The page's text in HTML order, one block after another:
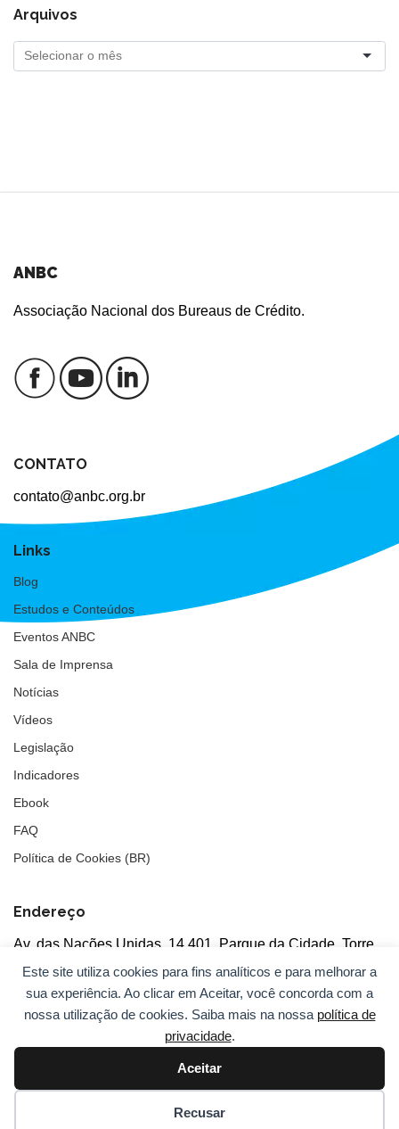
Este site utiliza cookies para fins analíticos e para melhorar a
sua experiência. Ao clicar em Aceitar, você concorda com a
nossa utilização de cookies. Saiba mais na nossa política de
privacidade.
Aceitar
Recusar
Arquivos
ANBC
Associação Nacional dos Bureaus de Crédito.
CONTATO
contato@anbc.org.br
Links
Blog
Estudos e Conteúdos
Eventos ANBC
Sala de Imprensa
Notícias
Vídeos
Legislação
Indicadores
Ebook
FAQ
Política de Cookies (BR)
Endereço
Av. das Nações Unidas, 14.401, Parque da Cidade, Torre
Tarumã
5°andar, salas 502/503, CEP: 04730-090, São Paulo, SP
Todos os direitos reservados.